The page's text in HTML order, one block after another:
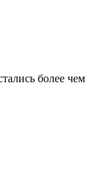
более чем